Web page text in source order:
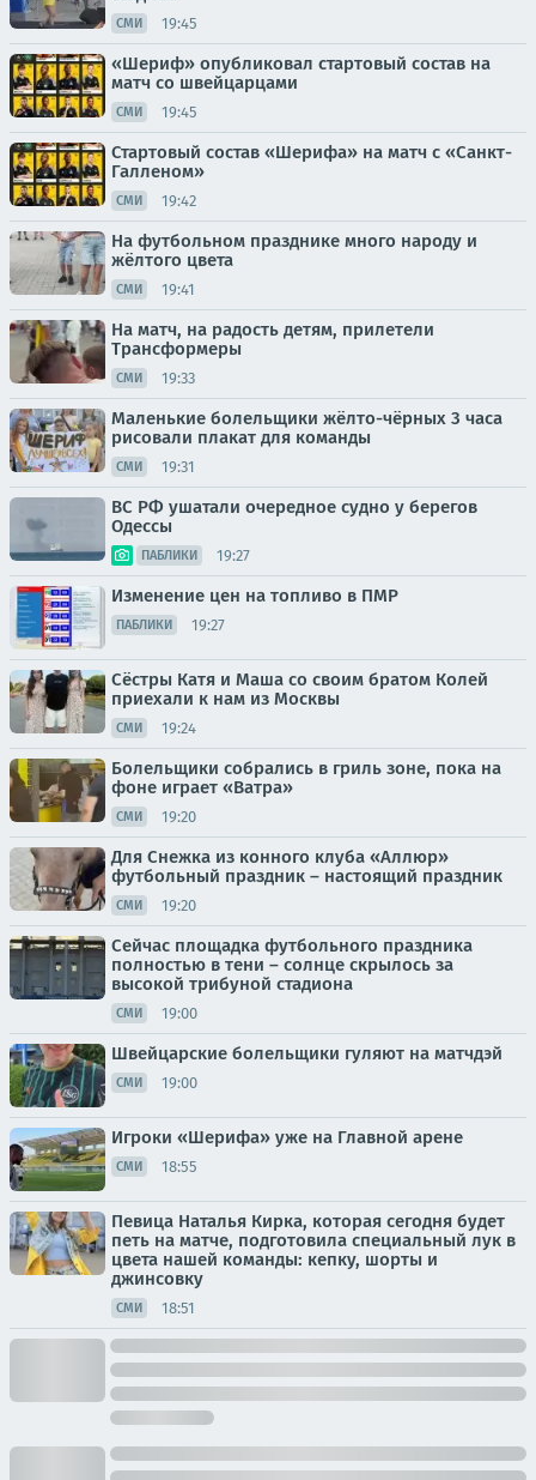
СМИ 19:45
«Шериф» опубликовал стартовый состав на
матч со швейцарцами
СМИ 19:45
Стартовый состав «Шерифа» на матч с «Санкт-
Галленом»
СМИ 19:42
На футбольном празднике много народу и
жёлтого цвета
СМИ 19:41
На матч, на радость детям, прилетели
Трансформеры
СМИ 19:33
Маленькие болельщики жёлто-чёрных 3 часа
рисовали плакат для команды
СМИ 19:31
ВС РФ ушатали очередное судно у берегов
Одессы
ПАБЛИКИ 19:27
Изменение цен на топливо в ПМР
ПАБЛИКИ 19:27
Сёстры Катя и Маша со своим братом Колей
приехали к нам из Москвы
СМИ 19:24
Болельщики собрались в гриль зоне, пока на
фоне играет «Ватра»
СМИ 19:20
Для Снежка из конного клуба «Аллюр»
футбольный праздник – настоящий праздник
СМИ 19:20
Сейчас площадка футбольного праздника
полностью в тени – солнце скрылось за
высокой трибуной стадиона
СМИ 19:00
Швейцарские болельщики гуляют на матчдэй
СМИ 19:00
Игроки «Шерифа» уже на Главной арене
СМИ 18:55
Певица Наталья Кирка, которая сегодня будет
петь на матче, подготовила специальный лук в
цвета нашей команды: кепку, шорты и
джинсовку
СМИ 18:51